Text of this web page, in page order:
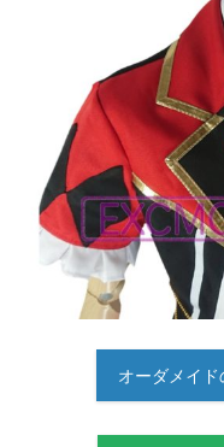
オーダメイ